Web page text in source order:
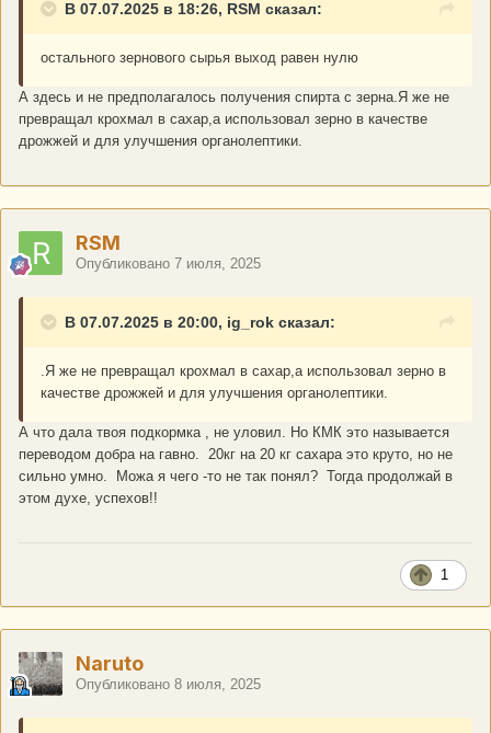
В 07.07.2025 в 18:26, RSM сказал:
остального зернового сырья выход равен нулю
А здесь и не предполагалось получения спирта с зерна.Я же не
превращал крохмал в сахар,а использовал зерно в качестве
дрожжей и для улучшения органолептики.
RSM
Опубликовано 7 июля, 2025
В 07.07.2025 в 20:00, ig_rok сказал:
.Я же не превращал крохмал в сахар,а использовал зерно в
качестве дрожжей и для улучшения органолептики.
А что дала твоя подкормка , не уловил. Но КМК это называется
переводом добра на гавно. 20кг на 20 кг сахара это круто, но не
сильно умно. Можа я чего -то не так понял? Тогда продолжай в
этом духе, успехов!!
1
Naruto
Опубликовано 8 июля, 2025